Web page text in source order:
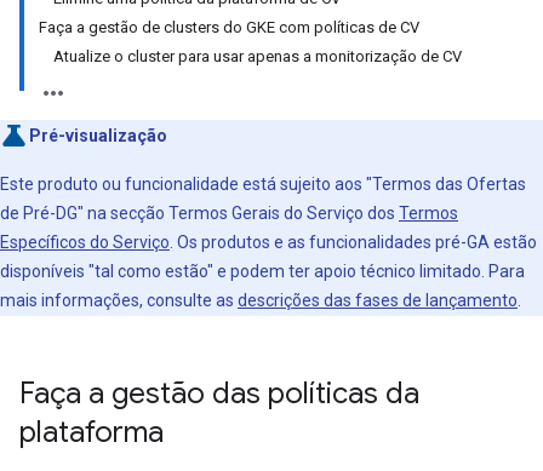
Faça a gestão de clusters do GKE com políticas de CV
Atualize o cluster para usar apenas a monitorização de CV
Pré-visualização
Este produto ou funcionalidade está sujeito aos "Termos das Ofertas
de Pré-DG" na secção Termos Gerais do Serviço dos Termos
Específicos do Serviço . Os produtos e as funcionalidades pré-GA estão
disponíveis "tal como estão" e podem ter apoio técnico limitado. Para
mais informações, consulte as descrições das fases de lançamento
Faça a gestão das políticas da
plataforma